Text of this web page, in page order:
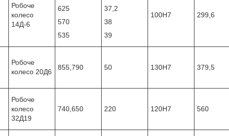
Робоче
колесо
14Д-6
625
570
535
37,2
38
39
100Н7 299,6
Робоче
колесо 20Д6
855,790 50 130Н7 379,5
Робоче
колесо
32Д19
740,650 220 120Н7 560